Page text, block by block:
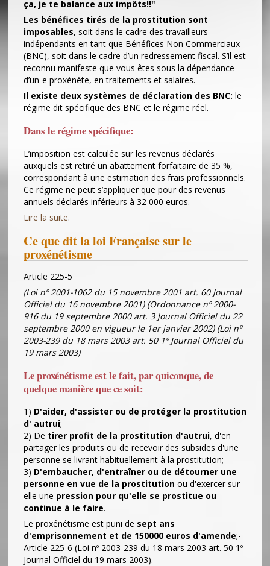
ça, je te balance aux impôts!!"
Les bénéfices tirés de la prostitution sont
imposables, soit dans le cadre des travailleurs
indépendants en tant que Bénéfices Non Commerciaux
(BNC), soit dans le cadre d’un redressement fiscal. S’il est
reconnu manifeste que vous êtes sous la dépendance
d’un-e proxénète, en traitements et salaires.
Il existe deux systèmes de déclaration des BNC: le
régime dit spécifique des BNC et le régime réel.
Dans le régime spécifique:
L’imposition est calculée sur les revenus déclarés
auxquels est retiré un abattement forfaitaire de 35 %,
correspondant à une estimation des frais professionnels.
Ce régime ne peut s’appliquer que pour des revenus
annuels déclarés inférieurs à 32 000 euros.
Lire la suite.
Ce que dit la loi Française sur le
proxénétisme
Article 225-5
(Loi nº 2001-1062 du 15 novembre 2001 art. 60 Journal
Officiel du 16 novembre 2001) (Ordonnance nº 2000-
916 du 19 septembre 2000 art. 3 Journal Officiel du 22
septembre 2000 en vigueur le 1er janvier 2002) (Loi nº
2003-239 du 18 mars 2003 art. 50 1º Journal Officiel du
19 mars 2003)
Le proxénétisme est le fait, par quiconque, de
quelque manière que ce soit:
1) D'aider, d'assister ou de protéger la prostitution
d' autrui;
2) De tirer profit de la prostitution d'autrui, d'en
partager les produits ou de recevoir des subsides d'une
personne se livrant habituellement à la prostitution;
3) D'embaucher, d'entraîner ou de détourner une
personne en vue de la prostitution ou d'exercer sur
elle une pression pour qu'elle se prostitue ou
continue à le faire.
Le proxénétisme est puni de sept ans
d'emprisonnement et de 150000 euros d'amende;-
Article 225-6 (Loi nº 2003-239 du 18 mars 2003 art. 50 1º
Journal Officiel du 19 mars 2003).